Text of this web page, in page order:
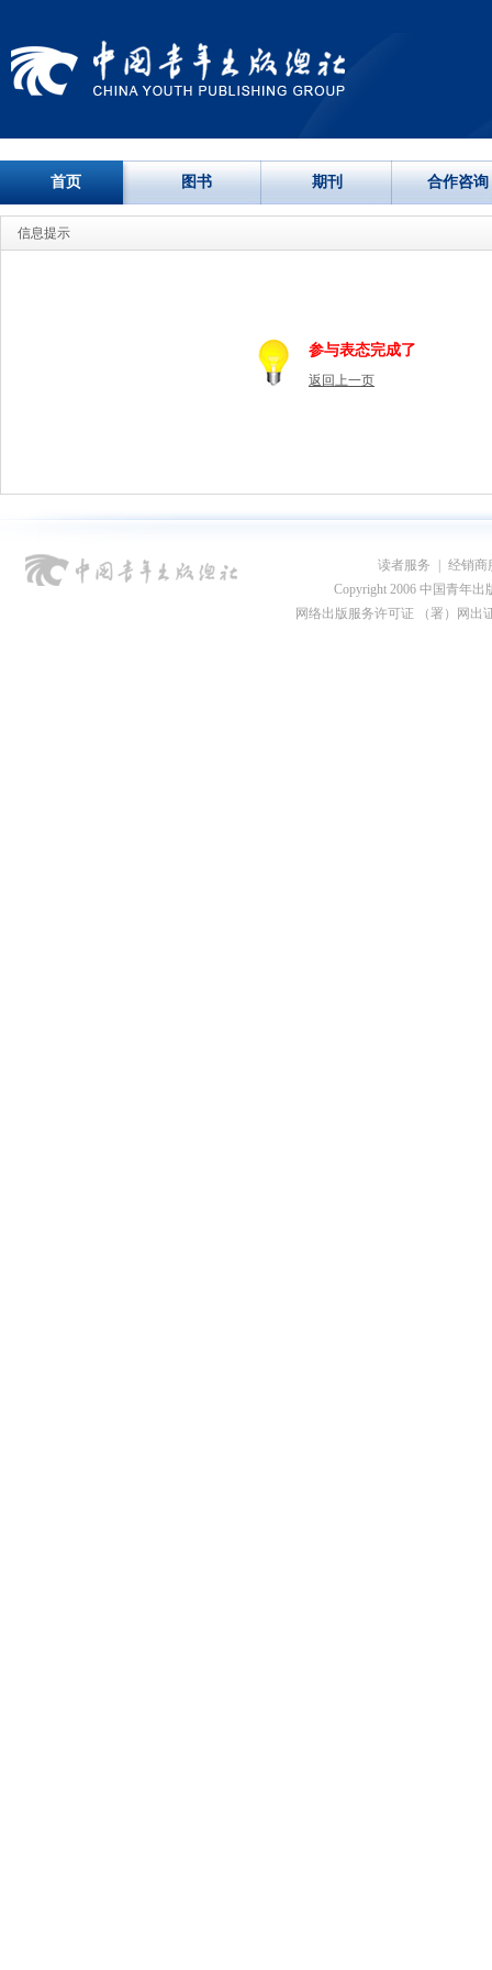
首页 图书 期刊 合作咨询
信息提示
参与表态完成了
返回上一页
读者服务
经销商
Copyright 2006 中国青年出
网络出版服务许可证 （署）网出